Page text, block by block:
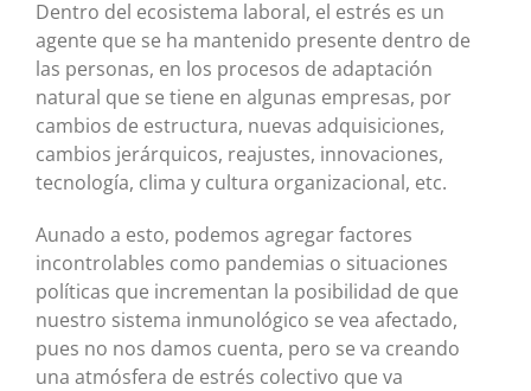
Dentro del ecosistema laboral, el estrés es un
agente que se ha mantenido presente dentro de
las personas, en los procesos de adaptación
natural que se tiene en algunas empresas, por
cambios de estructura, nuevas adquisiciones,
cambios jerárquicos, reajustes, innovaciones,
tecnología, clima y cultura organizacional, etc.
Aunado a esto, podemos agregar factores
incontrolables como pandemias o situaciones
políticas que incrementan la posibilidad de que
nuestro sistema inmunológico se vea afectado,
pues no nos damos cuenta, pero se va creando
una atmósfera de estrés colectivo que va